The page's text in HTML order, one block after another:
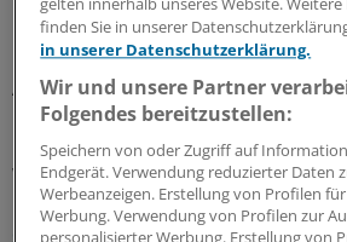
"Wir nehmen das Geld gern mit,
Grundprobleme werden damit nicht
Andreas Schlüter,
Knappschaft Kliniken GmbH und
Krankenhausgesellschaft
Während der Strukturfonds ein
Milliarde Euro habe,liege allein in
der Fördermittelbedarf bei 1,5
finden Sie in unserer
in unserer Datenschutzerklärung.
Wir und unsere Partner
Folgendes bereitzustellen:
Speichern von oder Zugriff auf
Endgerät. Verwendung reduzierter Daten
Werbeanzeigen. Erstellung von Profilen
Werbung. Verwendung von Profilen zur
personalisierter Werbung. Erstellung von